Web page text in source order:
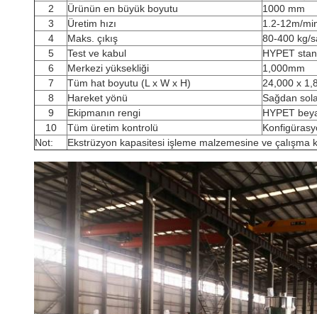
2
Ürünün en büyük boyutu
1000 mm
3
Üretim hızı
1.2-12m/
4
Maks. çıkış
80-400 kg/
5
Test ve kabul
HYPET
6
Merkezi yüksekliği
1,000mm
7
Tüm hat boyutu (L x W x H)
24,000 x
8
Hareket yönü
Sağdan sola.
9
Ekipmanın rengi
HYPET
10
Tüm üretim kontrolü
Not:
Ekstrüzyon kapasitesi işleme malzemesine ve çalışma